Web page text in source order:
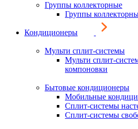
Группы коллекторные
Группы
Кондиционеры
Мульти сплит-системы
Мульти сплит-
компоновки
Бытовые кондиционеры
Мобильные
Сплит-системы
Сплит-системы